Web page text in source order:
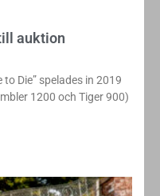
auktion
Die” spelades in 2019
1200 och Tiger 900)